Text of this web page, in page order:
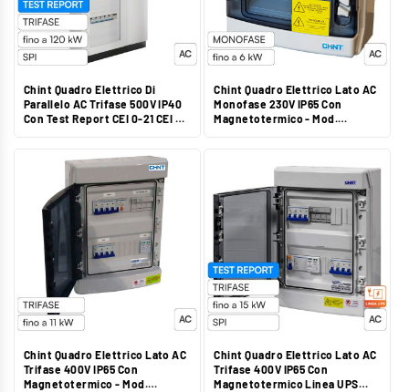
Chint Quadro Elettrico Di
Parallelo AC Trifase 500V IP40
Con Test Report CEI 0-21 CEI 0-
Chint Quadro Elettrico Lato AC
Monofase 230V IP65 Con
Magnetotermico - Mod.
Chint Quadro Elettrico Lato AC
Trifase 400V IP65 Con
Magnetotermico - Mod.
Chint Quadro Elettrico Lato AC
Trifase 400V IP65 Con
Magnetotermico Linea UPS